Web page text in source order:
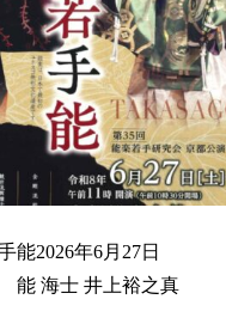
能2026年6月27日
能 海士 井上裕之真